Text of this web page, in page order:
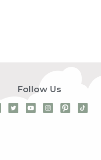
Follow Us